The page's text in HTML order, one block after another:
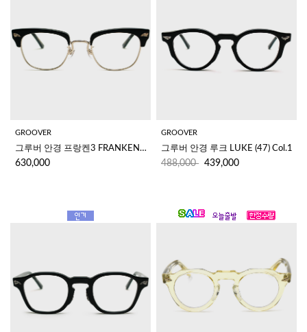
GROOVER
그루버 안경 프랑켄3 FRANKEN3 col.1(50)
630,000
GROOVER
그루버 안경 루크 LUKE (47) Col.1
488,000 439,000